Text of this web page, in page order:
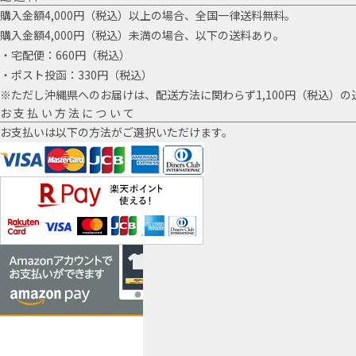
購入金額4,000円（税込）以上の場合、全国一律送料無料。
購入金額4,000円（税込）未満の場合、以下の送料あり。
・宅配便：660円（税込）
・ポスト投函：330円（税込）
※ただし沖縄県へのお届けは、配送方法に関わらず1,100円（税込）の
お支払い方法について
お支払いは以下の方法がご選択いただけます。